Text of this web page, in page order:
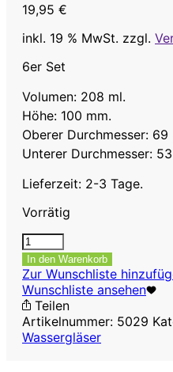
19,95 €
inkl. 19 % MwSt. zzgl.
6er Set
Volumen: 208 ml.
Höhe: 100 mm.
Oberer Durchmesser: 69
Unterer Durchmesser:
Lieferzeit: 2-3 Tage.
Vorrätig
Wasser-
und
Saftglas
türkisblau,
208
ml,
6er
In den Warenkorb
Zur Wunschliste
Wunschliste ansehen
Teilen
Artikelnummer: 5029
Wassergläser